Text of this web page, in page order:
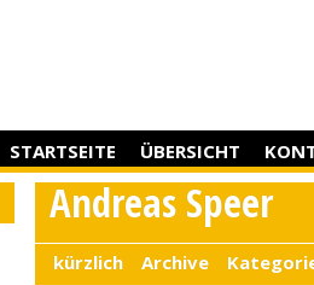
STARTSEITE ÜBERSICHT
Andreas Speer
kürzlich Archive